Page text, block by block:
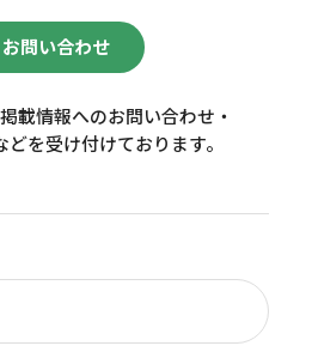
お問い合わせ
載情報へのお問い合わせ・
を受け付けております。